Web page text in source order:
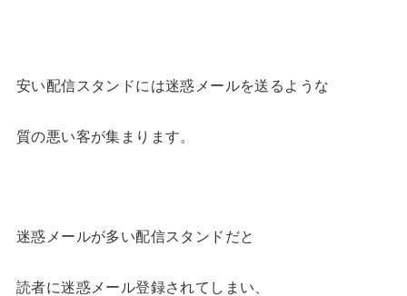
安い配信スタンドには迷惑メールを送るような
質の悪い客が集まります。
迷惑メールが多い配信スタンドだと
読者に迷惑メール登録されてしまい、